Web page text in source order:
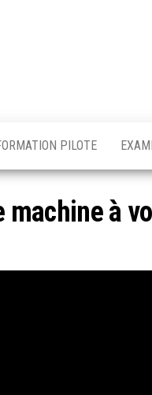
PILOTE
machine à